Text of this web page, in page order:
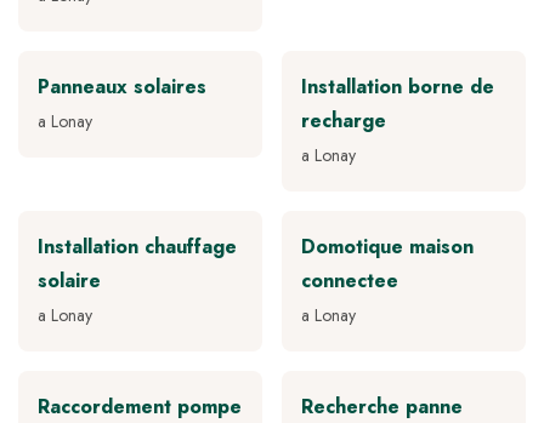
Panneaux solaires
a Lonay
Installation borne de
recharge
a Lonay
Installation chauffage
solaire
a Lonay
Domotique maison
connectee
a Lonay
Raccordement pompe
Recherche panne